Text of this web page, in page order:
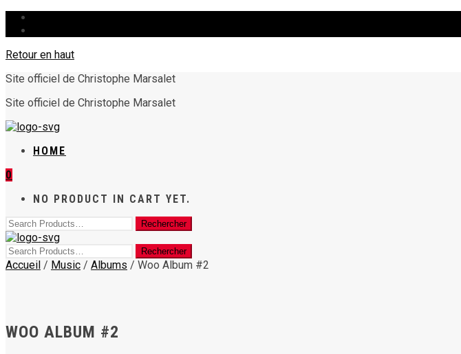
Retour en haut
Site officiel de Christophe Marsalet
Site officiel de Christophe Marsalet
HOME
0
NO PRODUCT IN CART YET.
Accueil / Music / Albums / Woo Album #2
WOO ALBUM #2